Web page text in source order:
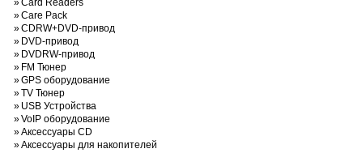
»Card Readers
»Care Pack
»CDRW+DVD-привод
» DVD-привод
» DVDRW-привод
» FM Тюнер
»GPS оборудование
»TV Тюнер
» USB Устройства
»VoIP оборудование
»Аксессуары CD
»Аксессуары для накопителей